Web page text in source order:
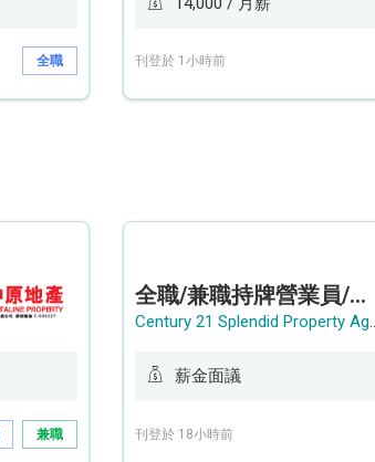
全職 刊登於 1小時前
兼職
全職/兼職持牌營業員/持牌地產代理
Century 21
薪金面議
刊登於 18小時前